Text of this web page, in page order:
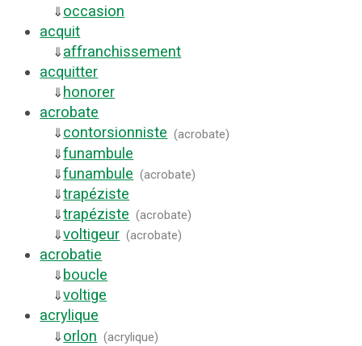
⇓ occasion
acquit
⇓ affranchissement
acquitter
⇓ honorer
acrobate
⇓ contorsionniste (acrobate)
⇓funambule
⇓funambule (acrobate)
⇓trapéziste
⇓trapéziste (acrobate)
⇓voltigeur (acrobate)
acrobatie
⇓ boucle
⇓voltige
acrylique
⇓ orlon (acrylique)